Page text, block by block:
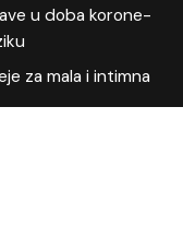
u doba korone-
za mala i intimna